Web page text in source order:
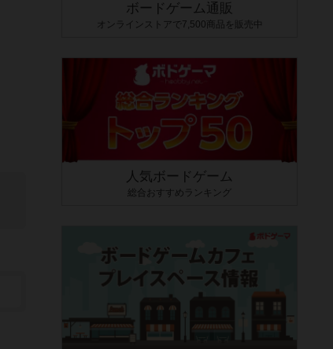
ボードゲーム通販
オンラインストアで7,500商品を販売中
人気ボードゲーム
総合おすすめランキング